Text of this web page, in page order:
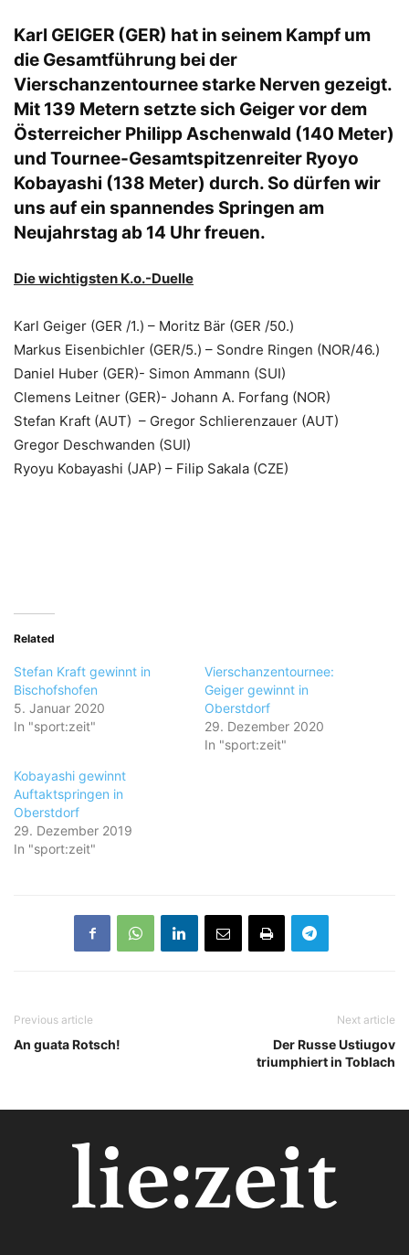
Karl GEIGER (GER) hat in seinem Kampf um
die Gesamtführung bei der
Vierschanzentournee starke Nerven gezeigt.
Mit 139 Metern setzte sich Geiger vor dem
Österreicher Philipp Aschenwald (140 Meter)
und Tournee-Gesamtspitzenreiter Ryoyo
Kobayashi (138 Meter) durch. So dürfen wir
uns auf ein spannendes Springen am
Neujahrstag ab 14 Uhr freuen.
Die wichtigsten K.o.-Duelle
Karl Geiger (GER /1.) – Moritz Bär (GER /50.)
Markus Eisenbichler (GER/5.) – Sondre Ringen (NOR/46.)
Daniel Huber (GER)- Simon Ammann (SUI)
Clemens Leitner (GER)- Johann A. Forfang (NOR)
Stefan Kraft (AUT) – Gregor Schlierenzauer (AUT)
Gregor Deschwanden (SUI)
Ryoyu Kobayashi (JAP) – Filip Sakala (CZE)
Related
Stefan Kraft gewinnt in
Bischofshofen
5. Januar 2020
In "sport:zeit"
Vierschanzentournee:
Geiger gewinnt in
Oberstdorf
29. Dezember 2020
In "sport:zeit"
Kobayashi gewinnt
Auftaktspringen in
Oberstdorf
29. Dezember 2019
In "sport:zeit"
Previous article
An guata Rotsch!
Next article
Der Russe Ustiugov
triumphiert in Toblach